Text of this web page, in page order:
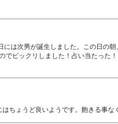
は次男が誕生しました。この日
ビックリしました！占い当たっ
ちょうど良いようです。飽きる事